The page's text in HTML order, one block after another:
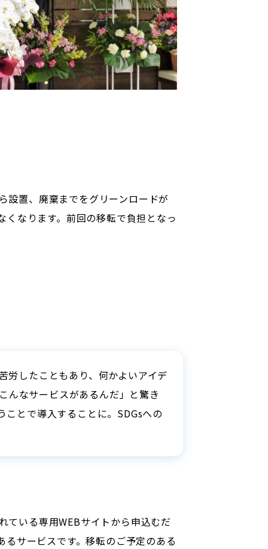
置、廃棄までをグリーンロードが
なります。前回の移転で負担となっ
労したこともあり、何かよいアイデ
んなサービスがあるんだ」と驚き
とで導入することに。SDGsへの
いる専用WEBサイトから申込むだ
サービスです。移転のご予定のある